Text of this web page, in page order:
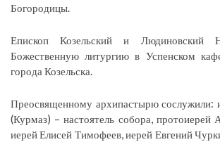
Богородицы.
Епископ Козельский и Людиновский
Божественную литургию в Успенском
города Козельска.
Преосвященному архипастырю сослужили:
(Курмаз) – настоятель собора, протоиерей
иерей Елисей Тимофеев, иерей Евгений